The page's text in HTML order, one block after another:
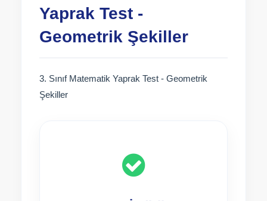
Yaprak Test -
Geometrik Şekiller
3. Sınıf Matematik Yaprak Test - Geometrik
Şekiller